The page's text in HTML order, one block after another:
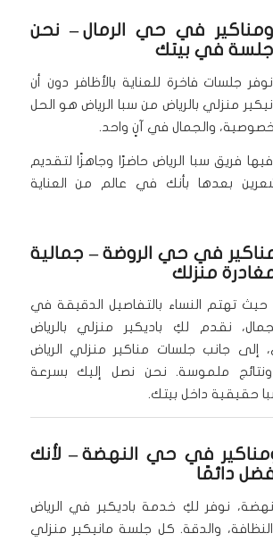
ومناكير في حي الرمال– نحن
جلسة في بيتك
جلسات فاخرة للعناية بالأظافر دون أن
منزلي بالرياض من سبا الرياض هو الحل
والجمال في آنٍ واحد.
فريق سبا الرياض حاضرًا وجاهزًا لتقديم
بعدها بأنك في عالم من العناية
في حي الروضة– جمالية
منزلك
تهتم النساء بالتفاصيل الدقيقة في
نقدم لكِ باديكير منزلي بالرياض
جانب جلسات مناكير منزلي الرياض
ونتائج ملموسة. نحن نصل إليك بسرعة
حقيقية داخل بيتك.
ومناكير في حي النهضة– لأنك
دائمًا
نوفر لكِ خدمة باديكير في الرياض
والدقة. كل جلسة مانيكير منزلي